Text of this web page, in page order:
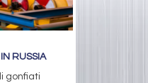
RUSSIA
gonfiati